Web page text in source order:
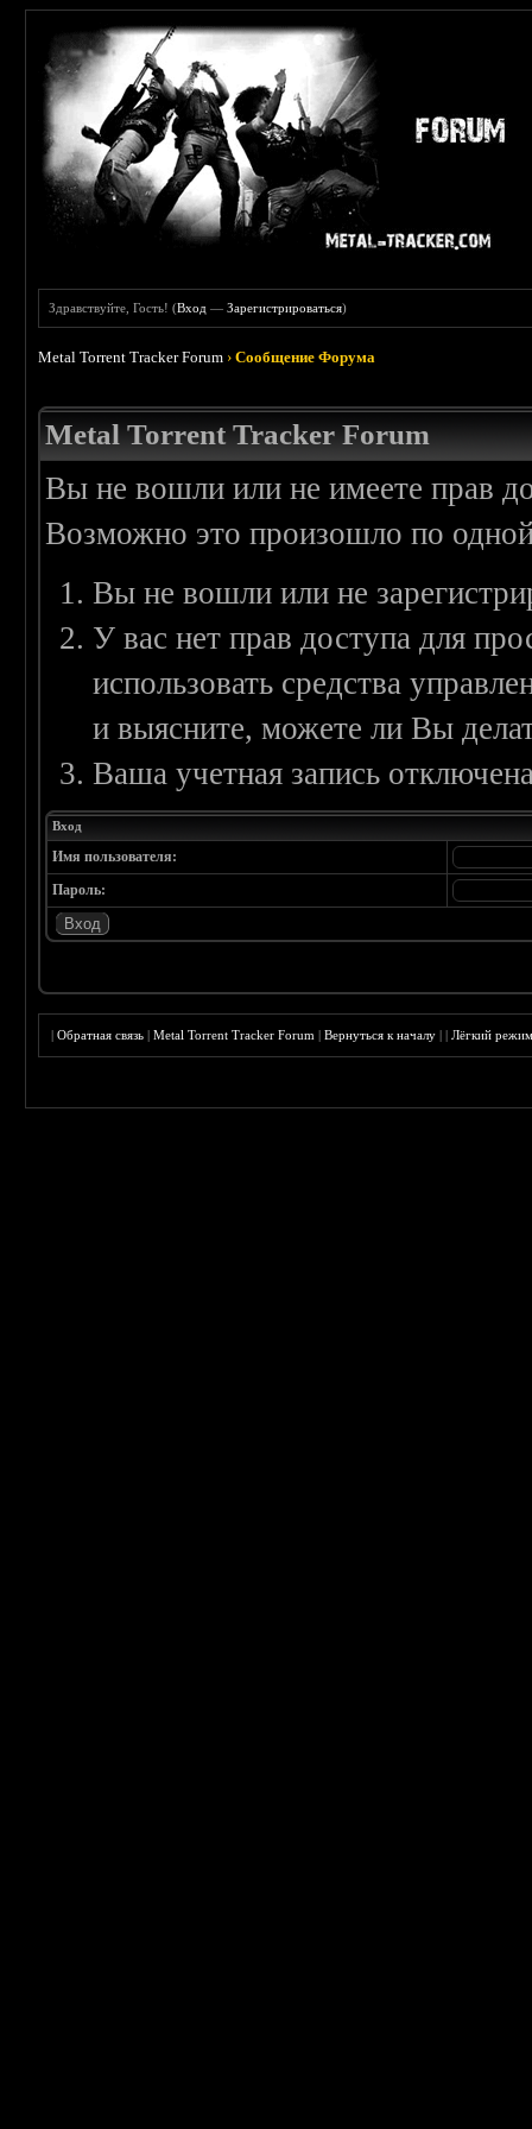
Здравствуйте, Гость! (Вход —Зарегистрироваться)
Metal Torrent Tracker Forum ›Сообщение Форума
Metal Torrent Tracker Forum
Вы не вошли или не имеете прав
Возможно это произошло по
Вы не вошли или не
У вас нет прав доступа для
использовать средства
и выясните, можете ли Вы
Ваша учетная запись
Вход
Имя пользователя:
Пароль:
|Обратная связь |Metal Torrent Tracker Forum |Вернуться к началу ||Лёгкий